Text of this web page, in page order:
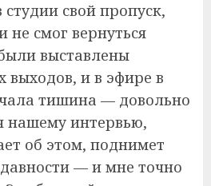
студии свой пропуск,
смог вернуться
выставлены
выходов, и в эфире в
тишина — довольно
нашему интервью,
об этом, поднимет
— и мне точно